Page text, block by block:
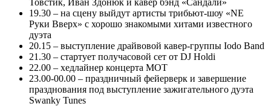
19.30 – на сцену выйдут артисты трибьют-шоу «NE
Руки Вверх» с хорошо знакомыми хитами известного
дуэта
20.15 – выступление драйвовой кавер-группы Iodo Band
21.30 – стартует получасовой сет от DJ Holdi
22.00 – хедлайнер концерта МОТ
23.00-00.00 – праздничный фейерверк и завершение
празднования под выступление зажигательного дуэта
Swanky Tunes